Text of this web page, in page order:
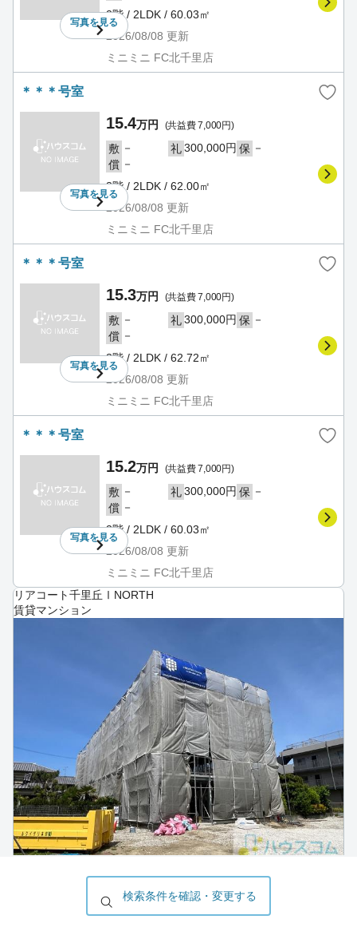
写真を見る
2階 / 2LDK / 60.03㎡
2026/08/08 更新
ミニミニ FC北千里店
＊＊＊号室
写真を見る
15.4万円 (共益費 7,000円)
敷 － 礼300,000円 保 －
償 －
3階 / 2LDK / 62.00㎡
2026/08/08 更新
ミニミニ FC北千里店
＊＊＊号室
写真を見る
15.3万円 (共益費 7,000円)
敷 － 礼300,000円 保 －
償 －
3階 / 2LDK / 62.72㎡
2026/08/08 更新
ミニミニ FC北千里店
＊＊＊号室
写真を見る
15.2万円 (共益費 7,000円)
敷 － 礼300,000円 保 －
償 －
3階 / 2LDK / 60.03㎡
2026/08/08 更新
ミニミニ FC北千里店
リアコート千里丘ⅠNORTH
賃貸マンション
大阪府 茨木市 蔵垣内
東海道本線（JR西日本） 千里丘駅 （徒歩7分）
阪急京都線 摂津市駅 （徒歩15分）
検索条件を確認・変更する